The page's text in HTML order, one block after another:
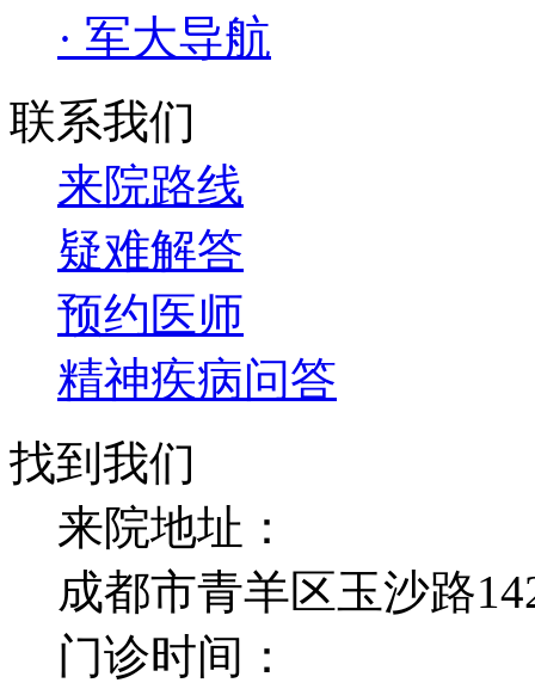
· 军大导航
联系我们
来院路线
疑难解答
预约医师
精神疾病问答
找到我们
来院地址：
成都市青羊区玉沙路
门诊时间：